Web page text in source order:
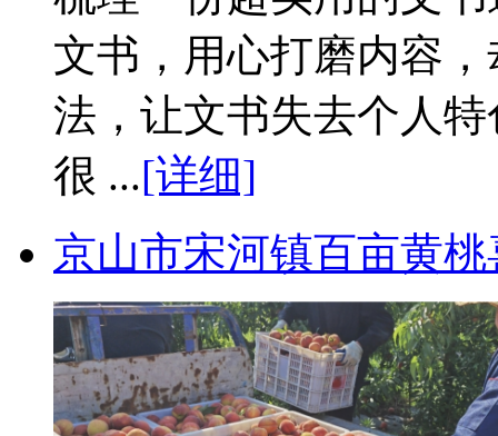
文书，用心打磨内容
法，让文书失去个人
很 ...[详细]
京山市宋河镇百亩黄